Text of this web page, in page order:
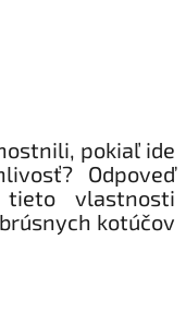
pokiaľ ide
Odpoveď
vlastnosti
kotúčov